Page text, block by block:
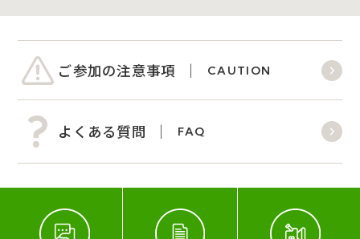
ご参加の注意事項 CAUTION
よくある質問 FAQ